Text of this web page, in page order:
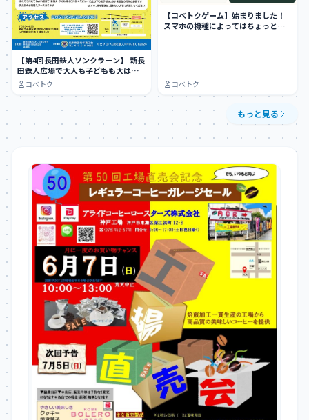
【第4回長田鉄人ソンクラーン】 新長
田鉄人広場で大人も子どもも大はし
ゃぎできる…
コベトク
【コベトクゲーム】始まりました！
スマホの機種によってはちょっとや
コベトク
もっと見る